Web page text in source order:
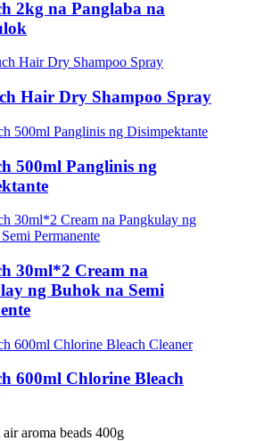
2kg na Panglaba na
Hair Dry Shampoo Spray
500ml Panglinis ng
30ml*2 Cream na
ng Buhok na Semi
600ml Chlorine Bleach